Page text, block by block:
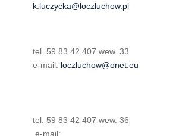
k.luczycka@loczluchow.pl
tel. 59 83 42 407 wew. 33
e-mail: loczluchow@onet.eu
tel. 59 83 42 407 wew. 36
e-mail: